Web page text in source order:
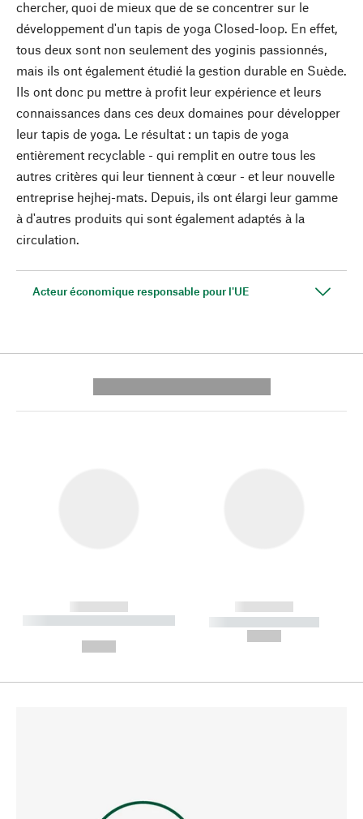
chercher, quoi de mieux que de se concentrer sur le
développement d'un tapis de yoga Closed-loop. En effet,
tous deux sont non seulement des yoginis passionnés,
mais ils ont également étudié la gestion durable en Suède.
Ils ont donc pu mettre à profit leur expérience et leurs
connaissances dans ces deux domaines pour développer
leur tapis de yoga. Le résultat : un tapis de yoga
entièrement recyclable - qui remplit en outre tous les
autres critères qui leur tiennent à cœur - et leur nouvelle
entreprise hejhej-mats. Depuis, ils ont élargi leur gamme
à d'autres produits qui sont également adaptés à la
circulation.
Acteur économique responsable pour l'UE
------------
----------- ----------- --------
------------
----------- -----------